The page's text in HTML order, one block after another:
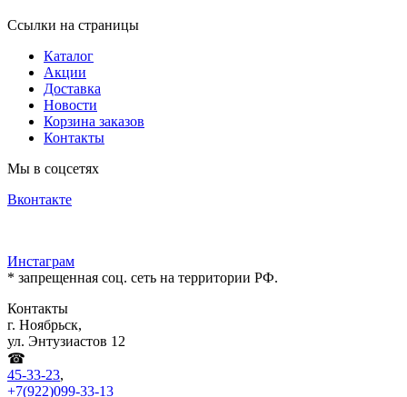
Ссылки на страницы
Каталог
Акции
Доставка
Новости
Корзина заказов
Контакты
Мы в соцсетях
Вконтакте
Инстаграм
* запрещенная соц. сеть на территории РФ.
Контакты
г. Ноябрьск,
ул. Энтузиастов 12
☎
45-33-23,
+7(922)099-33-13